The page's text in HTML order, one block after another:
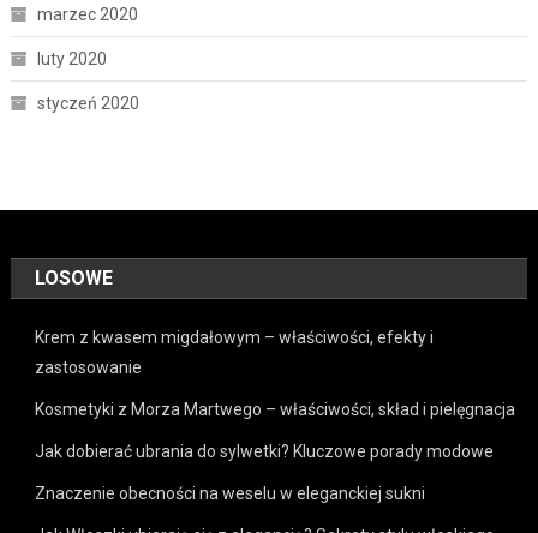
marzec 2020
luty 2020
styczeń 2020
LOSOWE
Krem z kwasem migdałowym – właściwości, efekty i
zastosowanie
Kosmetyki z Morza Martwego – właściwości, skład i pielęgnacja
Jak dobierać ubrania do sylwetki? Kluczowe porady modowe
Znaczenie obecności na weselu w eleganckiej sukni